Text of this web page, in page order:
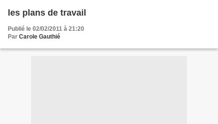
les plans de travail
Publié le 02/02/2011 à 21:20
Par Carole Gauthié